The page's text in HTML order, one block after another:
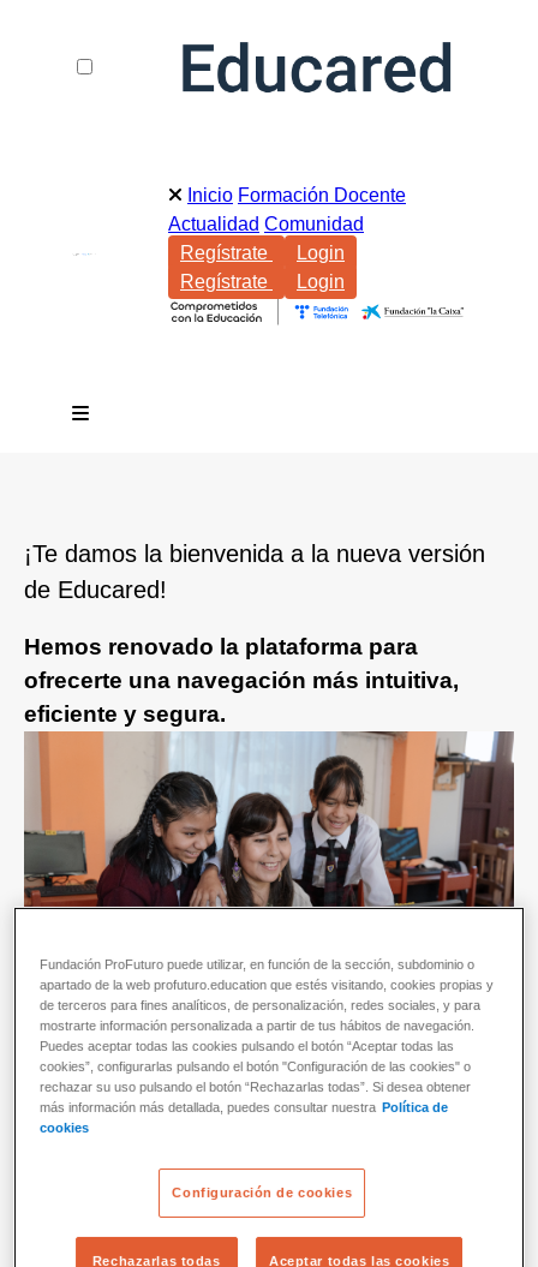
Inicio Formación Docente
Actualidad Comunidad
Regístrate
Login
Regístrate
Login
¡Te damos la bienvenida a la nueva versión
de Educared!
Hemos renovado la plataforma para
ofrecerte una navegación más intuitiva,
eficiente y segura.
Fundación ProFuturo puede utilizar, en función de la sección, subdominio o
apartado de la web profuturo.education que estés visitando, cookies propias y
de terceros para fines analíticos, de personalización, redes sociales, y para
mostrarte información personalizada a partir de tus hábitos de navegación.
Puedes aceptar todas las cookies pulsando el botón “Aceptar todas las
cookies”, configurarlas pulsando el botón "Configuración de las cookies" o
rechazar su uso pulsando el botón “Rechazarlas todas”. Si desea obtener
más información más detallada, puedes consultar nuestra Política de
cookies
Configuración de cookies
Rechazarlas todas Aceptar todas las cookies